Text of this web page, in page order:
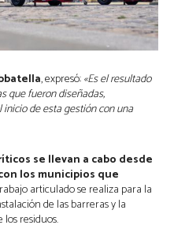
, expresó:«Es el resultado
que fueron diseñadas,
de esta gestión con una
se llevan a cabo desde
los municipios que
articulado se realiza para la
de las barreras y la
residuos.